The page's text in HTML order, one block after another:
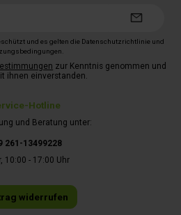
Hotline
und Beratung unter:
261-13499228
10:00 - 17:00 Uhr
widerrufen
und es gelten die Datenschutzrichtlinie und
.
zur Kenntnis genommen und
ihnen einverstanden.